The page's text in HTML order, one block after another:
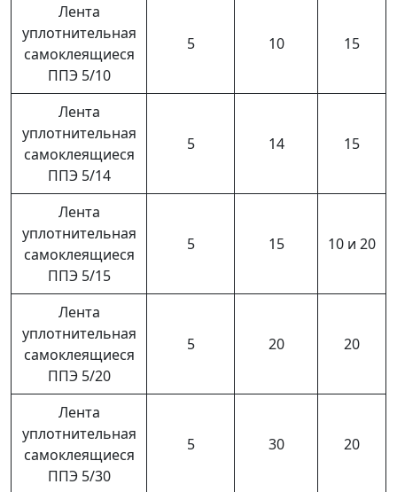
Лента
уплотнительная
самоклеящиеся
ППЭ 5/10
5 10 15
Лента
уплотнительная
самоклеящиеся
ППЭ 5/14
5 14 15
Лента
уплотнительная
самоклеящиеся
ППЭ 5/15
5 15 10 и 20
Лента
уплотнительная
самоклеящиеся
ППЭ 5/20
5 20 20
Лента
уплотнительная
самоклеящиеся
ППЭ 5/30
5 30 20